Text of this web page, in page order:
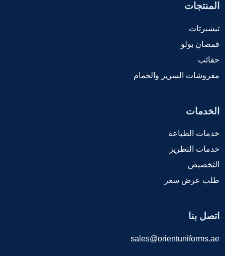
المنتجات
تيشيرتات
قمصان بولو
حقائب
مفروشات السرير والحمام
الخدمات
خدمات الطباعة
خدمات التطريز
التخصيص
طلب عرض سعر
اتصل بنا
sales@orientuniforms.ae